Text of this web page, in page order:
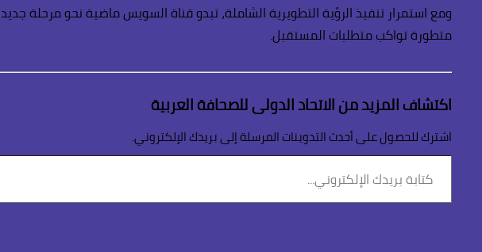
ومع استمرار تنفيذ الرؤية التطويرية الشاملة، تبدو قناة السويس ماضية نحو مرحلة
متطورة تواكب متطلبات المستقبل.
اكتشاف المزيد من الاتحاد الدولى للصحافة العربية
اشترك للحصول على أحدث التدوينات المرسلة إلى بريدك الإلكتروني.
بريدك
الإلكتروني...